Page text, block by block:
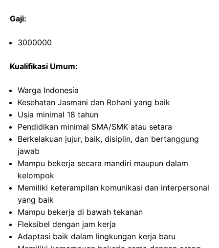
Gaji:
3000000
Kualifikasi Umum:
Warga Indonesia
Kesehatan Jasmani dan Rohani yang baik
Usia minimal 18 tahun
Pendidikan minimal SMA/SMK atau setara
Berkelakuan jujur, baik, disiplin, dan bertanggung
jawab
Mampu bekerja secara mandiri maupun dalam
kelompok
Memiliki keterampilan komunikasi dan interpersonal
yang baik
Mampu bekerja di bawah tekanan
Fleksibel dengan jam kerja
Adaptasi baik dalam lingkungan kerja baru